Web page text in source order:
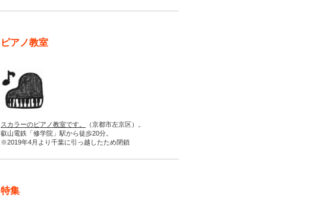
ピアノ教室
スカラーのピアノ教室です。
（京都市左京区）。
叡山電鉄「修学院」駅から徒歩20分。
※2019年4月より千葉に引っ越したため閉鎖
特集